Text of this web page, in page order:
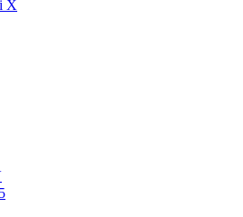
X